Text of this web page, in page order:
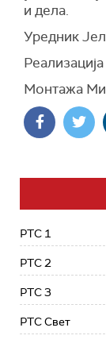
и дела.
Уредник
Монтажа
РТС 1
РТС 2
РТС 3
РТС Свет